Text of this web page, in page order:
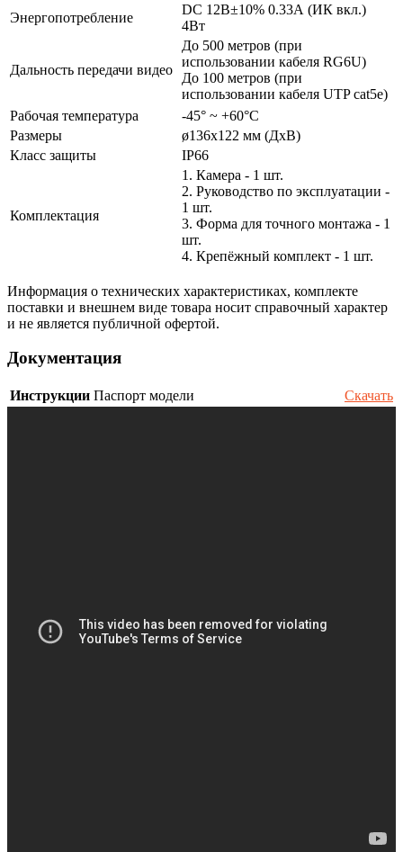
Энергопотребление
DC 12В±10% 0.33А (ИК вкл.)
4Вт
Дальность передачи видео
До 500 метров (при
использовании кабеля RG6U)
До 100 метров (при
использовании кабеля UTP cat5e)
Рабочая температура
-45° ~ +60°С
Размеры
ø136х122 мм (ДхВ)
Класс защиты
IP66
Комплектация
1. Камера - 1 шт.
2. Руководство по эксплуатации -
1 шт.
3. Форма для точного монтажа - 1
шт.
4. Крепёжный комплект - 1 шт.
Информация о технических характеристиках, комплекте
поставки и внешнем виде товара носит справочный характер
и не является публичной офертой.
Документация
Инструкции Паспорт модели Скачать